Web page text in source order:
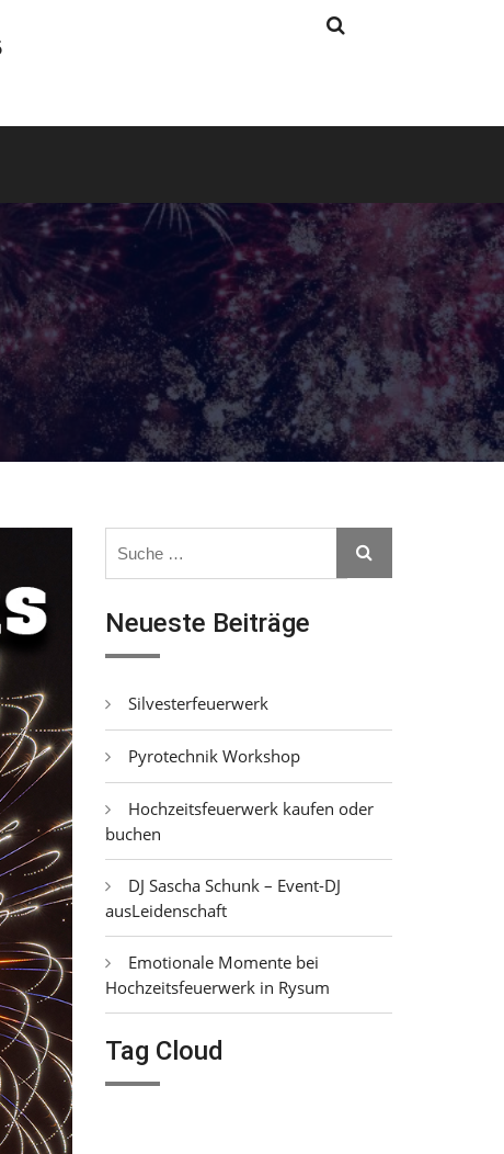
Search
for:
Search
Neueste Beiträge
Silvesterfeuerwerk
Pyrotechnik Workshop
Hochzeitsfeuerwerk kaufen oder
buchen
DJ Sascha Schunk – Event-DJ
ausLeidenschaft
Emotionale Momente bei
Hochzeitsfeuerwerk in Rysum
Tag Cloud